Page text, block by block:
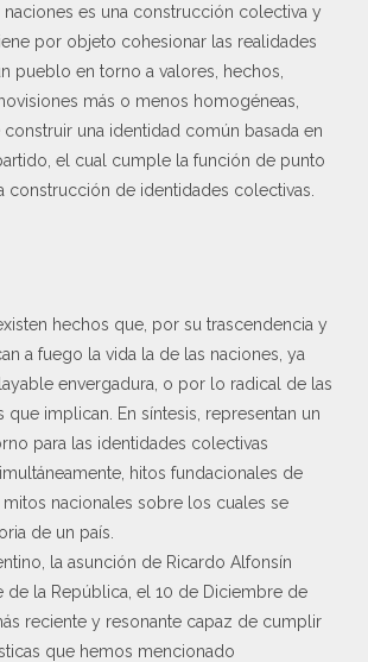
naciones es una construcción colectiva y
por objeto cohesionar las realidades
pueblo en torno a valores, hechos,
más o menos homogéneas,
una identidad común basada en
el cual cumple la función de punto
construcción de identidades colectivas.
hechos que, por su trascendencia y
a fuego la vida la de las naciones, ya
envergadura, o por lo radical de las
que implican. En síntesis, representan un
para las identidades colectivas
hitos fundacionales de
nacionales sobre los cuales se
de un país.
la asunción de Ricardo Alfonsín
de la República, el 10 de Diciembre de
reciente y resonante capaz de cumplir
que hemos mencionado